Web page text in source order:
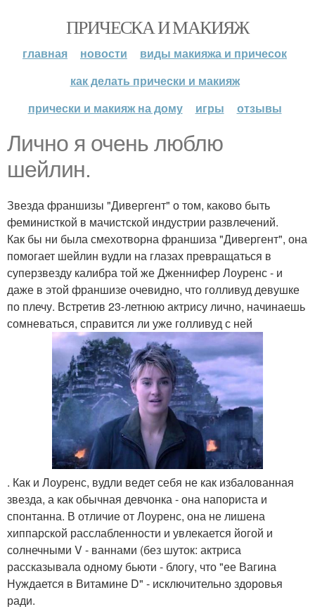
ПРИЧЕСКА И МАКИЯЖ
главная новости
виды макияжа и причесок
как делать прически и макияж
прически и макияж на дому
игры отзывы
Лично я очень люблю
шейлин.
Звезда франшизы "Дивергент" о том, каково быть
феминисткой в мачистской индустрии развлечений.
Как бы ни была смехотворна франшиза "Дивергент", она
помогает шейлин вудли на глазах превращаться в
суперзвезду калибра той же Дженнифер Лоуренс - и
даже в этой франшизе очевидно, что голливуд девушке
по плечу. Встретив 23-летнюю актрису лично, начинаешь
сомневаться, справится ли уже голливуд с ней
. Как и Лоуренс, вудли ведет себя не как избалованная
звезда, а как обычная девчонка - она напориста и
спонтанна. В отличие от Лоуренс, она не лишена
хиппарской расслабленности и увлекается йогой и
солнечными V - ваннами (без шуток: актриса
рассказывала одному бьюти - блогу, что "ее Вагина
Нуждается в Витамине D" - исключительно здоровья
ради.